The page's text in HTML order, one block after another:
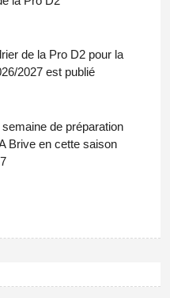
de la Pro D2 pour la
2027 est publié
de préparation
Brive en cette saison